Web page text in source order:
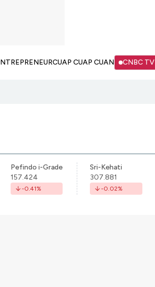
CUAP CUAP CUAN CNBC TV
Pefindo i-Grade
157.424
-0.41%
Sri-Kehati
307.881
-0.02%